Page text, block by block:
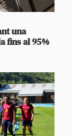
una
fins al 95%